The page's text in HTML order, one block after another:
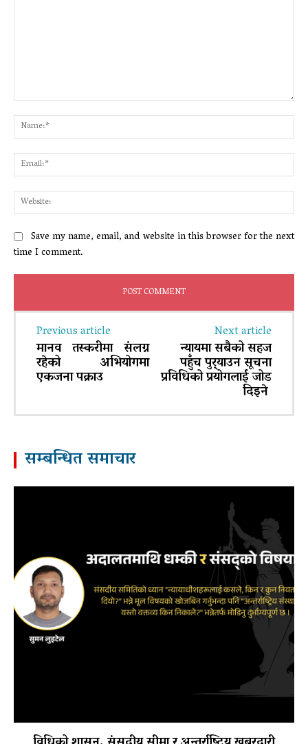
Save my name, email, and website in this browser for the next
time I comment.
Previous article
मानव तस्करीमा संलग्न
रहेको अभियोगमा
एकजना पक्राउ
Next article
न्यायमा सबैको सहज
पहुँच पुर्‍याउन सूचना
प्रविधिको प्रयोगलाई जोड
दिइने
सम्बन्धित समाचार